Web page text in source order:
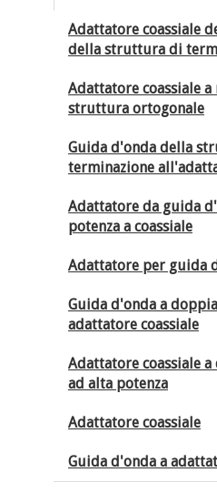
Adattatore coassiale
della struttura di
Adattatore coassiale
struttura ortogonale
Guida d'onda della
terminazione
Adattatore da guida
potenza a coassiale
Adattatore per guida
Guida d'onda a
adattatore coassiale
Adattatore coassiale
ad alta potenza
Adattatore coassiale
Guida d'onda a